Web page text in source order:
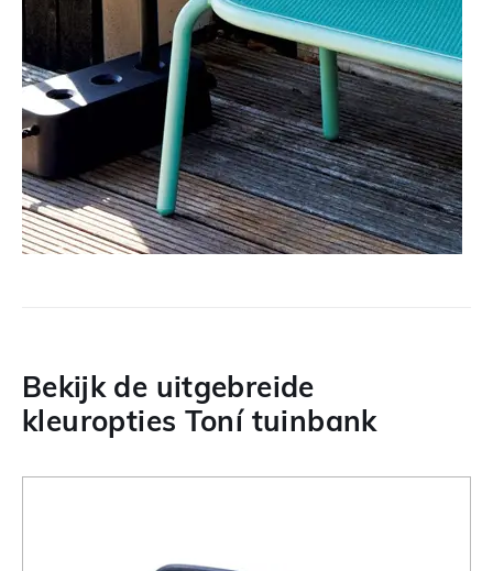
Bekijk de uitgebreide
kleuropties Toní tuinbank